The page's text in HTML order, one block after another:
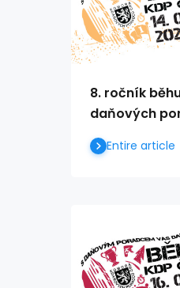
8. ročník
daňových
Entire article